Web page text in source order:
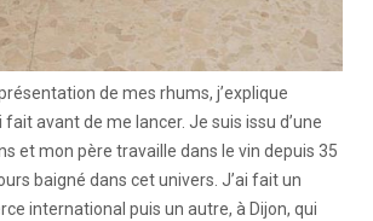
de mes rhums, j’explique
fait avant de me lancer. Je suis issu d’une
et mon père travaille dans le vin depuis 35
baigné dans cet univers. J’ai fait un
international puis un autre, à Dijon, qui